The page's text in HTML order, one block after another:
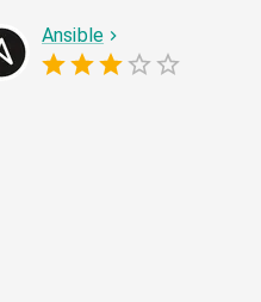
Ansible